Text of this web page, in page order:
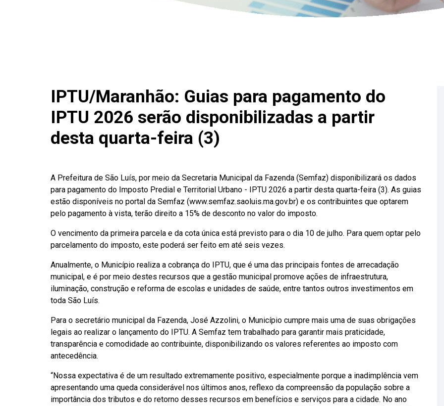
IPTU/Maranhão: Guias para pagamento do
IPTU 2026 serão disponibilizadas a partir
desta quarta-feira (3)
A Prefeitura de São Luís, por meio da Secretaria Municipal da Fazenda (Semfaz) disponibilizará os dados
para pagamento do Imposto Predial e Territorial Urbano - IPTU 2026 a partir desta quarta-feira (3). As guias
estão disponíveis no portal da Semfaz (www.semfaz.saoluis.ma.gov.br) e os contribuintes que optarem
pelo pagamento à vista, terão direito a 15% de desconto no valor do imposto.
O vencimento da primeira parcela e da cota única está previsto para o dia 10 de julho. Para quem optar pelo
parcelamento do imposto, este poderá ser feito em até seis vezes.
Anualmente, o Município realiza a cobrança do IPTU, que é uma das principais fontes de arrecadação
municipal, e é por meio destes recursos que a gestão municipal promove ações de infraestrutura,
iluminação, construção e reforma de escolas e unidades de saúde, entre tantos outros investimentos em
toda São Luís.
Para o secretário municipal da Fazenda, José Azzolini, o Município cumpre mais uma de suas obrigações
legais ao realizar o lançamento do IPTU. A Semfaz tem trabalhado para garantir mais praticidade,
transparência e comodidade ao contribuinte, disponibilizando os valores referentes ao imposto com
antecedência.
“Nossa expectativa é de um resultado extremamente positivo, especialmente porque a inadimplência vem
apresentando uma queda considerável nos últimos anos, reflexo da compreensão da população sobre a
importância dos tributos e do retorno desses recursos em benefícios e serviços para a cidade. No ano